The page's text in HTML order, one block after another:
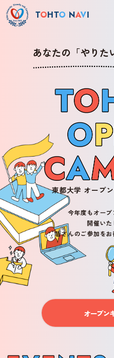
TOHTO NAVI
ホーム
受験生へのお知らせ
入試情報
入試情報TOP
入学者選抜
Web出願
学費・奨学金
入試Q&A
あなたの「やりた
東都大学 オープ
今年度もオー
開催いた
皆さんのご参加をお
オープン
学外進路相談会